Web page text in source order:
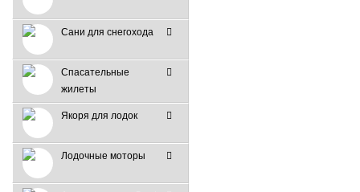
Сани для снегохода
Спасательные
жилеты
Якоря для лодок
Лодочные моторы